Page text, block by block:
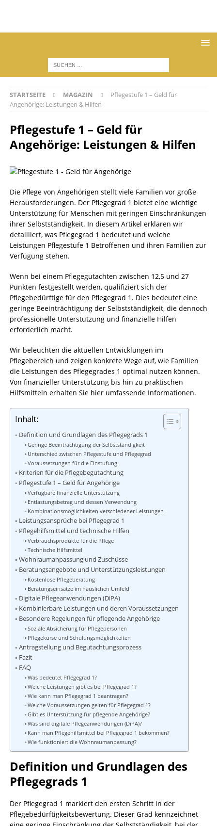
STARTSEITE MAGAZIN
Pflegestufe 1 – Geld für
Angehörige: Leistungen & Hilfen
Pflegestufe 1 – Geld für
Angehörige: Leistungen & Hilfen
Die Pflege von Angehörigen stellt viele Familien vor große
Herausforderungen. Der Pflegegrad 1 bietet eine wichtige
Unterstützung für Menschen mit geringen Einschränkungen
ihrer Selbstständigkeit. In diesem Artikel erklären wir
detailliert, was Pflegegrad 1 bedeutet und welche
Leistungen Pflegestufe 1 Betroffenen und ihren Familien zur
Verfügung stehen.
Wenn bei einem Pflegegutachten zwischen 12,5 und 27
Punkten festgestellt werden, qualifiziert sich der
Pflegebedürftige für den Pflegegrad 1. Dies bedeutet eine
geringe Beeinträchtigung der Selbstständigkeit, die dennoch
professionelle Unterstützung und finanzielle Hilfen
erforderlich macht.
Wir beleuchten die aktuellen Entwicklungen im
Pflegebereich und zeigen konkrete Wege auf, wie Familien
die Leistungen des Pflegegrades 1 optimal nutzen können.
Von finanzieller Unterstützung bis hin zu praktischen
Hilfsmitteln erhalten Sie hier umfassende Informationen.
Inhalt:
Definition und Grundlagen des Pflegegrads 1
Geringe Beeinträchtigung der Selbstständigkeit
Unterschied zwischen Pflegestufe und Pflegegrad
Voraussetzungen für die Einstufung
Kriterien für die Pflegebegutachtung
Pflegestufe 1 – Geld für Angehörige
Verfügbare finanzielle Unterstützung
Entlastungsbetrag und dessen Verwendung
Kombinationsmöglichkeiten verschiedener Leistungen
Leistungsansprüche bei Pflegegrad 1
Pflegehilfsmittel und technische Hilfen
Verbrauchsprodukte für die Pflege
Technische Hilfsmittel
Wohnraumanpassung und Zuschüsse
Beratungsangebote und Unterstützungsleistungen
Kostenlose Pflegeberatung
Beratungseinsätze im häuslichen Umfeld
Digitale Pflegeanwendungen (DiPA)
Kombinierbare Leistungen und deren Voraussetzungen
Besondere Regelungen für pflegende Angehörige
Soziale Absicherung für Pflegepersonen
Pflegekurse und Schulungsmöglichkeiten
Antragstellung und Begutachtungsprozess
Fazit
FAQ
Was bedeutet Pflegegrad 1?
Welche Leistungen gibt es bei Pflegegrad 1?
Wie kann man Pflegegrad 1 beantragen?
Welche Voraussetzungen gelten für Pflegegrad 1?
Gibt es Unterstützung für pflegende Angehörige?
Was sind digitale Pflegeanwendungen (DiPA)?
Kann man Pflegehilfsmittel bei Pflegegrad 1 bekommen?
Wie funktioniert die Wohnraumanpassung?
Definition und Grundlagen des
Pflegegrads 1
Der Pflegegrad 1 markiert den ersten Schritt in der
Pflegebedürftigkeitsbewertung. Dieser Grad kennzeichnet